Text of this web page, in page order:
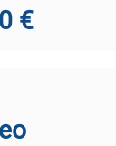
€